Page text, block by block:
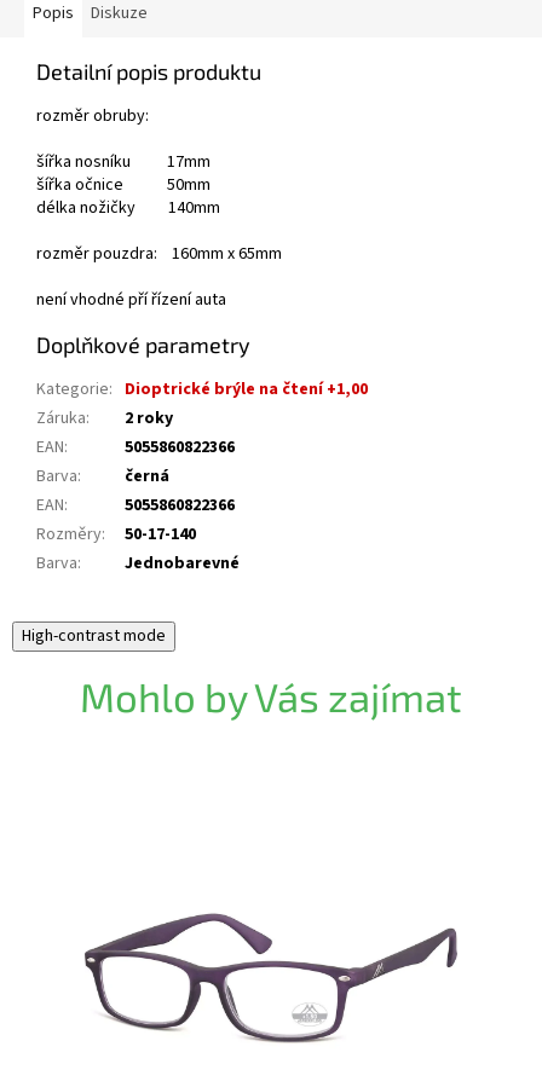
Popis Diskuze
Detailní popis produktu
rozměr obruby:
šířka nosníku 17mm
šířka očnice 50mm
délka nožičky 140mm
rozměr pouzdra: 160mm x 65mm
není vhodné pří řízení auta
Doplňkové parametry
Kategorie: Dioptrické brýle na čtení +1,00
Záruka:
2 roky
EAN:
5055860822366
Barva:
černá
EAN:
5055860822366
Rozměry:
50-17-140
Barva: Jednobarevné
High-contrast mode
Mohlo by Vás zajímat